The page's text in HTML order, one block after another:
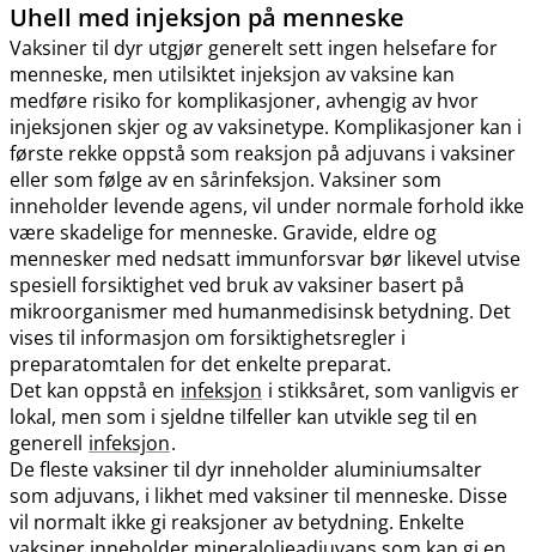
Uhell med injeksjon på menneske
Vaksiner til dyr utgjør generelt sett ingen helsefare for
menneske, men utilsiktet injeksjon av vaksine kan
medføre risiko for komplikasjoner, avhengig av hvor
injeksjonen skjer og av vaksinetype. Komplikasjoner kan i
første rekke oppstå som reaksjon på adjuvans i vaksiner
eller som følge av en sårinfeksjon. Vaksiner som
inneholder levende agens, vil under normale forhold ikke
være skadelige for menneske. Gravide, eldre og
mennesker med nedsatt immunforsvar bør likevel utvise
spesiell forsiktighet ved bruk av vaksiner basert på
mikroorganismer med humanmedisinsk betydning. Det
vises til informasjon om forsiktighetsregler i
preparatomtalen for det enkelte preparat.
Det kan oppstå en infeksjon i stikksåret, som vanligvis er
lokal, men som i sjeldne tilfeller kan utvikle seg til en
generell infeksjon.
De fleste vaksiner til dyr inneholder aluminiumsalter
som adjuvans, i likhet med vaksiner til menneske. Disse
vil normalt ikke gi reaksjoner av betydning. Enkelte